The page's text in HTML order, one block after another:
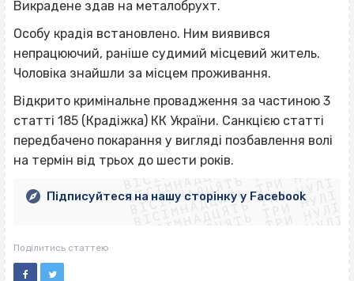
Викрадене здав на металобрухт.
Особу крадія встановлено. Ним виявився
непрацюючий, раніше судимий місцевий житель.
Чоловіка знайшли за місцем проживання.
Відкрито кримінальне провадження за частиною 3
статті 185 (Крадіжка) КК України. Санкцією статті
передбачено покарання у вигляді позбавлення волі
на термін від трьох до шести років.
ВІСІМНАДЦЯТЬ ТРИ НУЛІ
ВІСІМНАДЦЯТЬ ТРИ НУЛІ
ВІСІМНАДЦЯТЬ ТРИ НУЛІ
ВІСІМНАДЦЯТЬ ТРИ НУЛІ
ВІСІМНАДЦЯТЬ ТРИ НУЛІ
ВІСІМНАДЦЯТЬ ТРИ НУЛІ
ВІСІМНАДЦЯТЬ ТРИ НУЛІ
ВІСІМНАДЦЯТЬ ТРИ НУЛІ
Підписуйтеся на нашу сторінку у Facebook
Поділитись статтею